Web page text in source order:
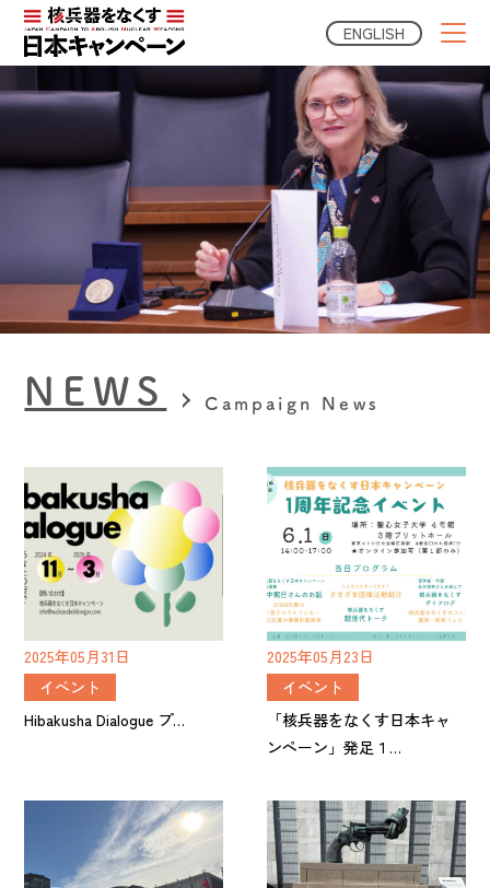
ENGLISH
NEWS Campaign News
2025年05月31日
イベント
Hibakusha Dialogue プ…
2025年05月23日
イベント
「核兵器をなくす日本キャ
ンペーン」発足１…